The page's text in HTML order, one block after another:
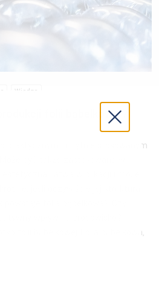
Wiedza
folii bąbelkowej?
praktycznym i chętnie stosowanym
być także zastosowana w
łatwa w plikacji i może
jeśli oczywiście jej struktura
folia bąbelkowa? Czy
wpływ na środowisko?
folii bąbelkowej Folia bąbelkowa,